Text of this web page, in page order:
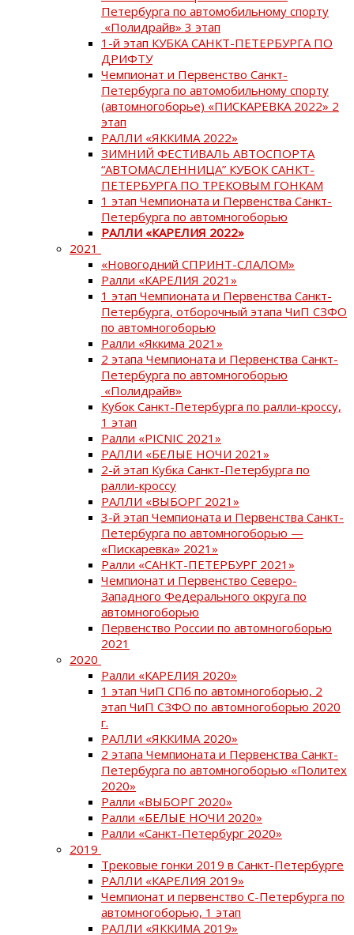
Петербурга по автомобильному спорту
«Полидрайв» 3 этап
1-й этап КУБКА САНКТ-ПЕТЕРБУРГА ПО
ДРИФТУ
Чемпионат и Первенство Санкт-
Петербурга по автомобильному спорту
(автомногоборье) «ПИСКАРЕВКА 2022» 2
этап
РАЛЛИ «ЯККИМА 2022»
ЗИМНИЙ ФЕСТИВАЛЬ АВТОСПОРТА
“АВТОМАСЛЕННИЦА” КУБОК САНКТ-
ПЕТЕРБУРГА ПО ТРЕКОВЫМ ГОНКАМ
1 этап Чемпионата и Первенства Санкт-
Петербурга по автомногоборью
РАЛЛИ «КАРЕЛИЯ 2022»
2021
«Новогодний СПРИНТ-СЛАЛОМ»
Ралли «КАРЕЛИЯ 2021»
1 этап Чемпионата и Первенства Санкт-
Петербурга, отборочный этапа ЧиП СЗФО
по автомногоборью
Ралли «Яккима 2021»
2 этапа Чемпионата и Первенства Санкт-
Петербурга по автомногоборью
«Полидрайв»
Кубок Санкт-Петербурга по ралли-кроссу,
1 этап
Ралли «PICNIC 2021»
РАЛЛИ «БЕЛЫЕ НОЧИ 2021»
2-й этап Кубка Санкт-Петербурга по
ралли-кроссу
РАЛЛИ «ВЫБОРГ 2021»
3-й этап Чемпионата и Первенства Санкт-
Петербурга по автомногоборью —
«Пискаревка» 2021»
Ралли «САНКТ-ПЕТЕРБУРГ 2021»
Чемпионат и Первенство Северо-
Западного Федерального округа по
автомногоборью
Первенство России по автомногоборью
2021
2020
Ралли «КАРЕЛИЯ 2020»
1 этап ЧиП СПб по автомногоборью, 2
этап ЧиП СЗФО по автомногоборью 2020
г.
РАЛЛИ «ЯККИМА 2020»
2 этапа Чемпионата и Первенства Санкт-
Петербурга по автомногоборью «Политех
2020»
Ралли «ВЫБОРГ 2020»
Ралли «БЕЛЫЕ НОЧИ 2020»
Ралли «Санкт-Петербург 2020»
2019
Трековые гонки 2019 в Санкт-Петербурге
РАЛЛИ «КАРЕЛИЯ 2019»
Чемпионат и первенство С-Петербурга по
автомногоборью, 1 этап
РАЛЛИ «ЯККИМА 2019»